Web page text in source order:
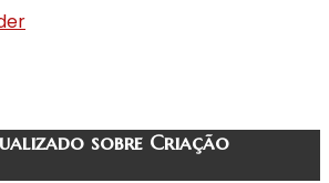
sobre Criação